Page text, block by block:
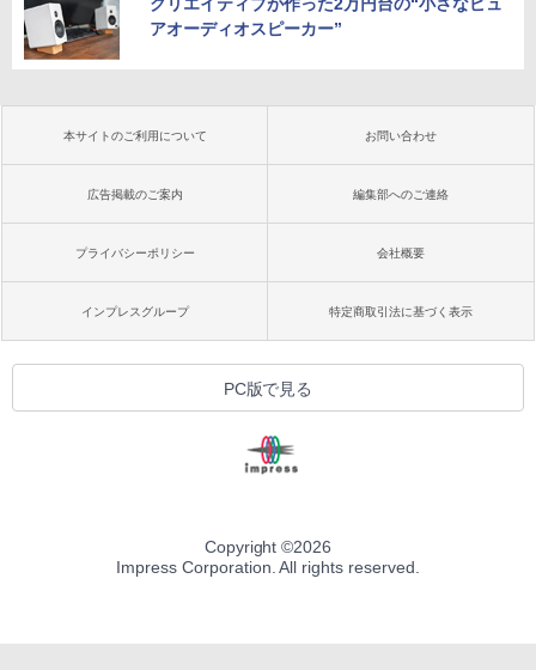
クリエイティブが作った2万円台の“小さなピュ
アオーディオスピーカー”
本サイトのご利用について お問い合わせ
広告掲載のご案内 編集部へのご連絡
プライバシーポリシー 会社概要
インプレスグループ 特定商取引法に基づく表示
PC版で見る
Copyright ©2026
Impress Corporation. All rights reserved.